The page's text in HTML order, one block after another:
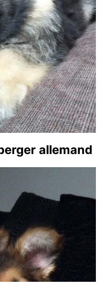
allemand